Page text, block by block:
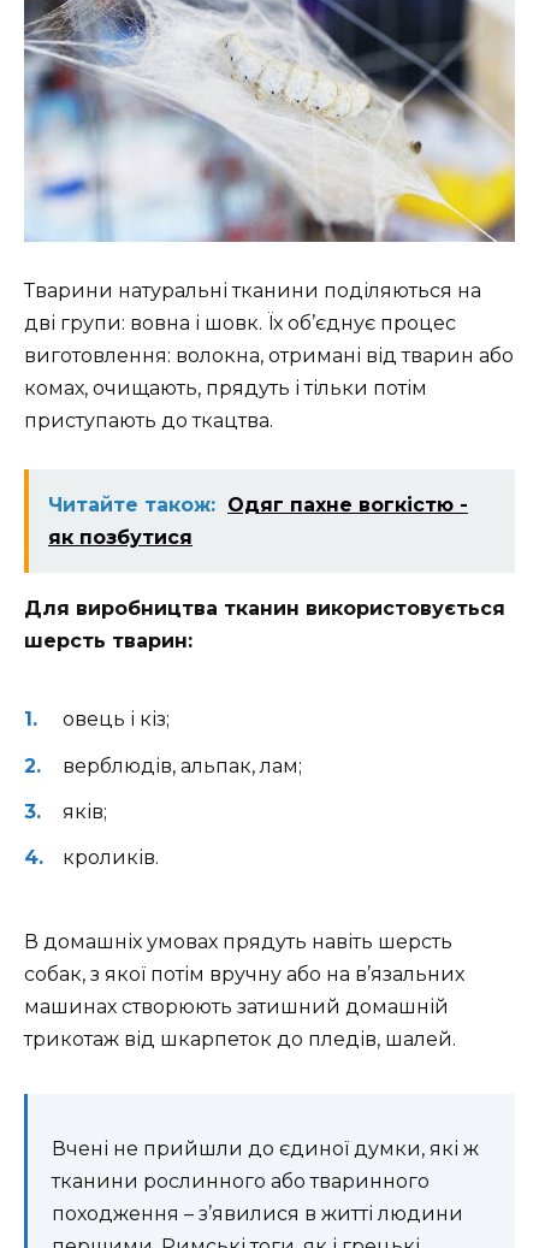
Тварини натуральні тканини поділяються на
дві групи: вовна і шовк. Їх об’єднує процес
виготовлення: волокна, отримані від тварин або
комах, очищають, прядуть і тільки потім
приступають до ткацтва.
Читайте також: Одяг пахне вогкістю -
як позбутися
Для виробництва тканин використовується
шерсть тварин:
овець і кіз;
верблюдів, альпак, лам;
яків;
кроликів.
В домашніх умовах прядуть навіть шерсть
собак, з якої потім вручну або на в’язальних
машинах створюють затишний домашній
трикотаж від шкарпеток до пледів, шалей.
Вчені не прийшли до єдиної думки, які ж
тканини рослинного або тваринного
походження – з’явилися в житті людини